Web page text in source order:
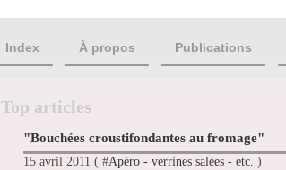
Index À propos Publications
Top articles
"Bouchées croustifondantes au fromage"
15 avril 2011 ( #Apéro - verrines salées - etc. )